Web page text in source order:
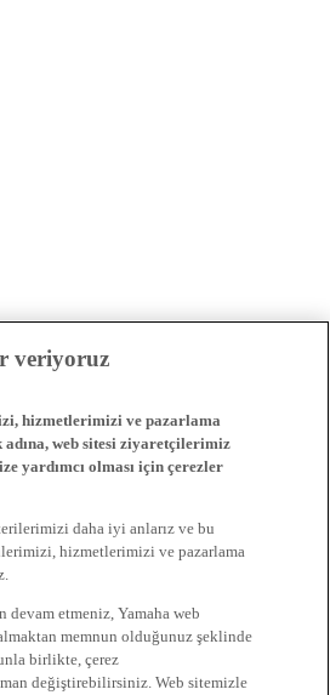
veriyoruz
hizmetlerimizi ve pazarlama
adına, web sitesi ziyaretçilerimiz
yardımcı olması için çerezler
daha iyi anlarız ve bu
hizmetlerimizi ve pazarlama
devam etmeniz, Yamaha web
memnun olduğunuz şeklinde
birlikte, çerez
değiştirebilirsiniz. Web sitemizle